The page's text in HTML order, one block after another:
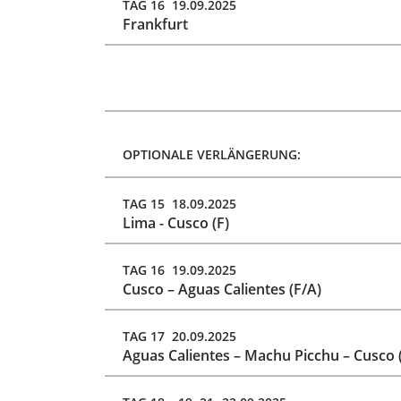
TAG 16 19.09.2025
Frankfurt
OPTIONALE VERLÄNGERUNG:
TAG 15 18.09.2025
Lima - Cusco (F)
TAG 16 19.09.2025
Cusco – Aguas Calientes (F/A)
TAG 17 20.09.2025
Aguas Calientes – Machu Picchu – Cusco